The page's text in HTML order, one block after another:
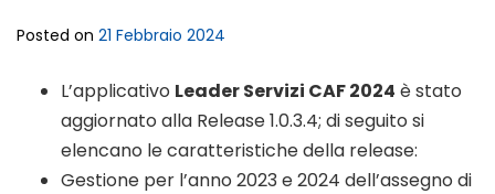
Posted on 21 Febbraio 2024
L’applicativo Leader Servizi CAF 2024 è stato
aggiornato alla Release 1.0.3.4; di seguito si
elencano le caratteristiche della release:
Gestione per l’anno 2023 e 2024 dell’assegno di